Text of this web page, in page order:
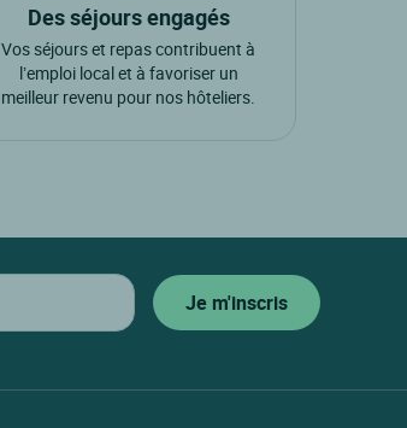
Des séjours engagés
Vos séjours et repas contribuent à
l’emploi local et à favoriser un
meilleur revenu pour nos hôteliers.